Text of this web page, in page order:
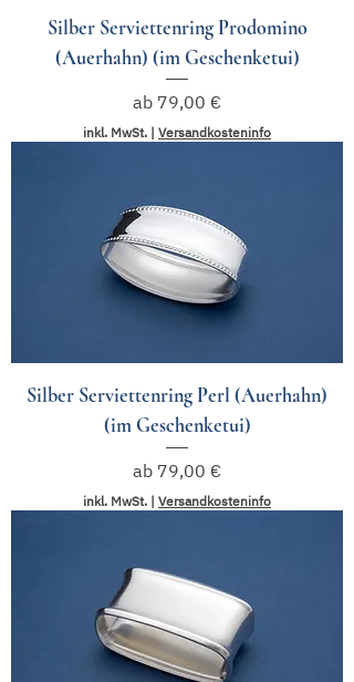
Silber Serviettenring Prodomino
(Auerhahn) (im Geschenketui)
ab 79,00 €
Sale-Preis
inkl. MwSt. | Versandkosteninfo
Silber Serviettenring Perl (Auerhahn)
(im Geschenketui)
ab 79,00 €
Sale-Preis
inkl. MwSt. | Versandkosteninfo